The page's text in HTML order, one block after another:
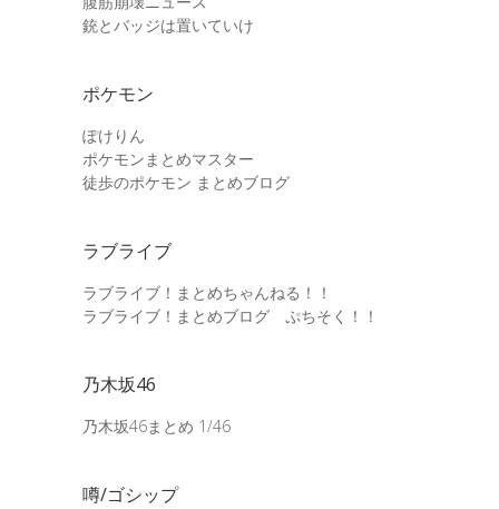
銃とバッジは置いていけ
ポケモン
ぽけりん
ポケモンまとめマスター
徒歩のポケモン まとめブログ
ラブライブ
ラブライブ！まとめちゃんねる！！
ラブライブ！まとめブログ ぷちそく！！
乃木坂46
乃木坂46まとめ 1/46
噂/ゴシップ